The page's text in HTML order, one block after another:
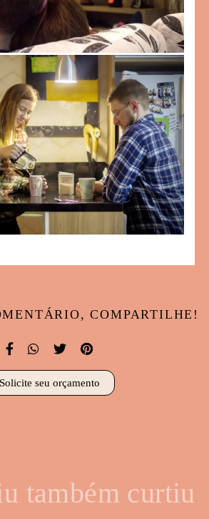
COMPARTILHE!
Solicite seu orçamento
também curtiu